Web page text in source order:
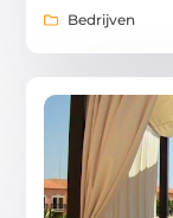
Bedrijven